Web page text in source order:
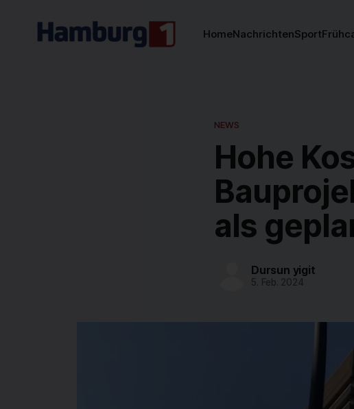
HomeNachrichtenSport
NEWS
Hohe
als
Dursun yigit
5. Feb. 2024